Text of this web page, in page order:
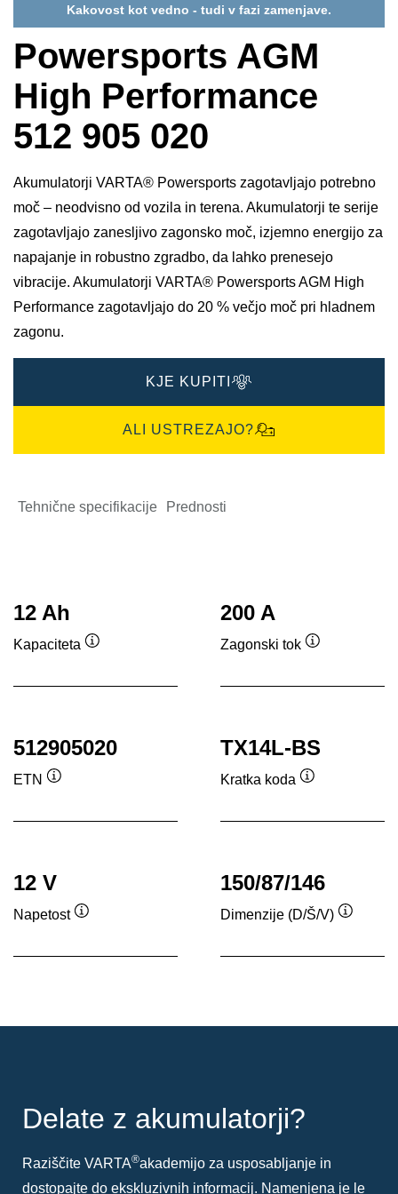
Kakovost kot vedno - tudi v fazi zamenjave.
Powersports AGM
High Performance
512 905 020
Akumulatorji VARTA® Powersports zagotavljajo potrebno
moč – neodvisno od vozila in terena. Akumulatorji te serije
zagotavljajo zanesljivo zagonsko moč, izjemno energijo za
napajanje in robustno zgradbo, da lahko prenesejo
vibracije. Akumulatorji VARTA® Powersports AGM High
Performance zagotavljajo do 20 % večjo moč pri hladnem
zagonu.
KJE KUPITI
ALI USTREZAJO?
Tehnične specifikacije Prednosti
12 Ah
Kapaciteta
200 A
Zagonski tok
512905020
ETN
TX14L-BS
Kratka koda
12 V
Napetost
150/87/146
Dimenzije (D/Š/V)
Delate z akumulatorji?
Raziščite VARTA®akademijo za usposabljanje in
dostopajte do ekskluzivnih informacij. Namenjena je le